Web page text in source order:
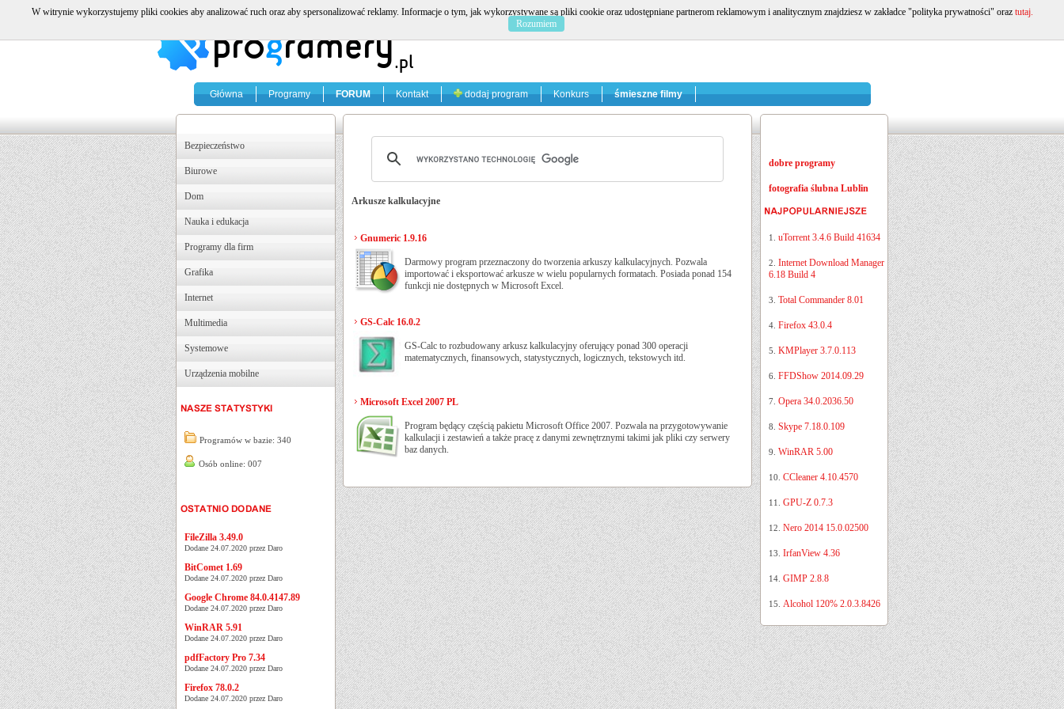
Główna Programy FORUM Kontakt dodaj program Konkurs śmieszne filmy
Bezpieczeństwo
Biurowe
Dom
Nauka i edukacja
Programy dla firm
Grafika
Internet
Multimedia
Systemowe
Urządzenia mobilne
Programów w bazie: 340
Osób online: 007
FileZilla 3.49.0
Dodane 24.07.2020 przez Daro
BitComet 1.69
Dodane 24.07.2020 przez Daro
Google Chrome 84.0.4147.89
Dodane 24.07.2020 przez Daro
WinRAR 5.91
Dodane 24.07.2020 przez Daro
pdfFactory Pro 7.34
Dodane 24.07.2020 przez Daro
Firefox 78.0.2
Dodane 24.07.2020 przez Daro
Arkusze kalkulacyjne
Gnumeric 1.9.16
Darmowy program przeznaczony do tworzenia arkuszy kalkulacyjnych. Pozwala
importować i eksportować arkusze w wielu popularnych formatach. Posiada ponad 154
funkcji nie dostępnych w Microsoft Excel.
GS-Calc 16.0.2
GS-Calc to rozbudowany arkusz kalkulacyjny oferujący ponad 300 operacji
matematycznych, finansowych, statystycznych, logicznych, tekstowych itd.
Microsoft Excel 2007 PL
Program będący częścią pakietu Microsoft Office 2007. Pozwala na przygotowywanie
kalkulacji i zestawień a także pracę z danymi zewnętrznymi takimi jak pliki czy serwery
baz danych.
dobre programy
fotografia ślubna Lublin
1. uTorrent 3.4.6 Build 41634
2. Internet Download Manager
6.18 Build 4
3. Total Commander 8.01
4. Firefox 43.0.4
5. KMPlayer 3.7.0.113
6. FFDShow 2014.09.29
7. Opera 34.0.2036.50
8. Skype 7.18.0.109
9. WinRAR 5.00
10. CCleaner 4.10.4570
11. GPU-Z 0.7.3
12. Nero 2014 15.0.02500
13. IrfanView 4.36
14. GIMP 2.8.8
15. Alcohol 120% 2.0.3.8426
W witrynie wykorzystujemy pliki cookies aby analizować ruch oraz aby spersonalizować reklamy. Informacje o tym, jak wykorzystywane są pliki cookie oraz udostępniane partnerom reklamowym i analitycznym znajdziesz w zakładce "polityka prywatności" oraz tutaj.
Rozumiem